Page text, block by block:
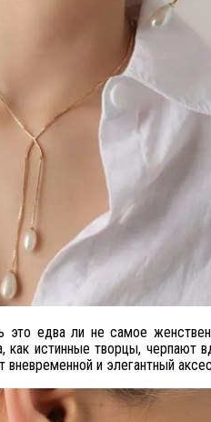
это едва ли не самое
истинные творцы, черпают
и элегантный